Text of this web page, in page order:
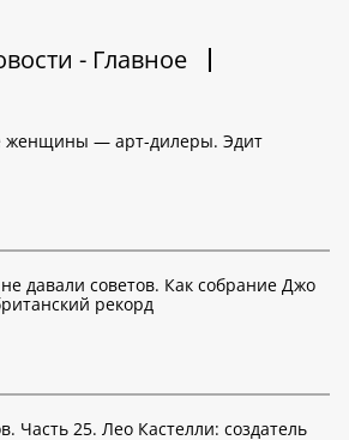
- Главное
женщины — арт-дилеры. Эдит
давали советов. Как собрание Джо
рекорд
Часть 25. Лео Кастелли: создатель